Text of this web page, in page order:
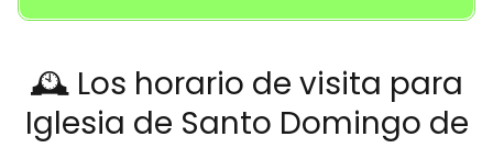
🕰️ Los horario de visita para
Iglesia de Santo Domingo de